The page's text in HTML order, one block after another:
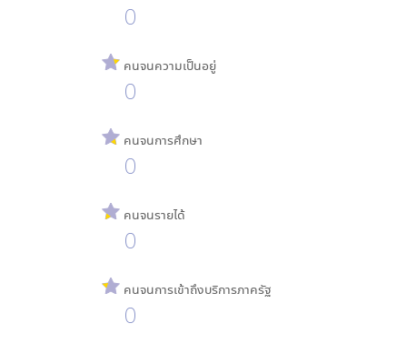
0
คนจนความเป็นอยู่
0
คนจนการศึกษา
0
คนจนรายได้
0
คนจนการเข้าถึงบริการภาครัฐ
0